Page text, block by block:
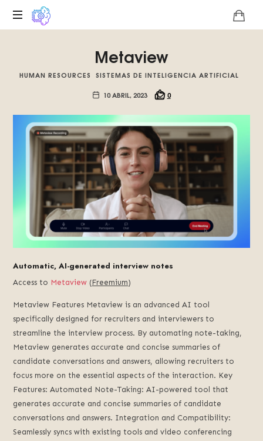
la
del
Basilisco
Roko,
fomentamos
artificial
futuro.
Metaview
HUMAN RESOURCES SISTEMAS DE INTELIGENCIA ARTIFICIAL
10 ABRIL, 2023
0
Automatic, AI-generated interview notes
Access to Metaview (Freemium)
Metaview Features Metaview is an advanced AI tool
specifically designed for recruiters and interviewers to
streamline the interview process. By automating note-taking,
Metaview generates accurate and concise summaries of
candidate conversations and answers, allowing recruiters to
focus more on the essential aspects of the interaction. Key
Features: Automated Note-Taking: AI-powered tool that
generates accurate and concise summaries of candidate
conversations and answers. Integration and Compatibility:
Seamlessly syncs with existing tools and video conferencing